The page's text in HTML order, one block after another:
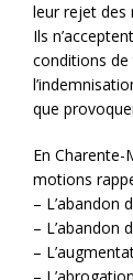
leur rejet des
Ils
conditions de
que
En
motions
– L’abandon
– L’abandon
–